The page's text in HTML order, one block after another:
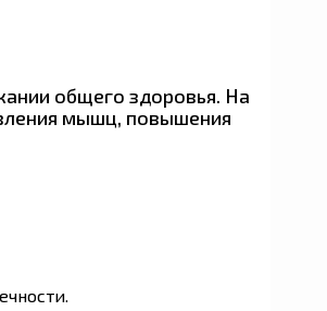
общего здоровья. На
мышц, повышения